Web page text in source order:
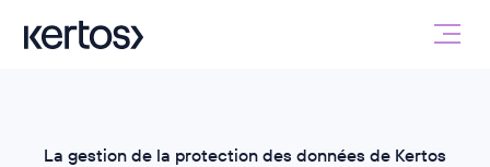
La gestion de la protection des données de Kertos